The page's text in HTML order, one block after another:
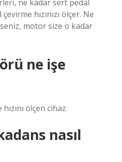
ne kadar sert pedal
hızınızı ölçer. Ne
motor size o kadar
ne işe
ölçen cihaz.
nasıl